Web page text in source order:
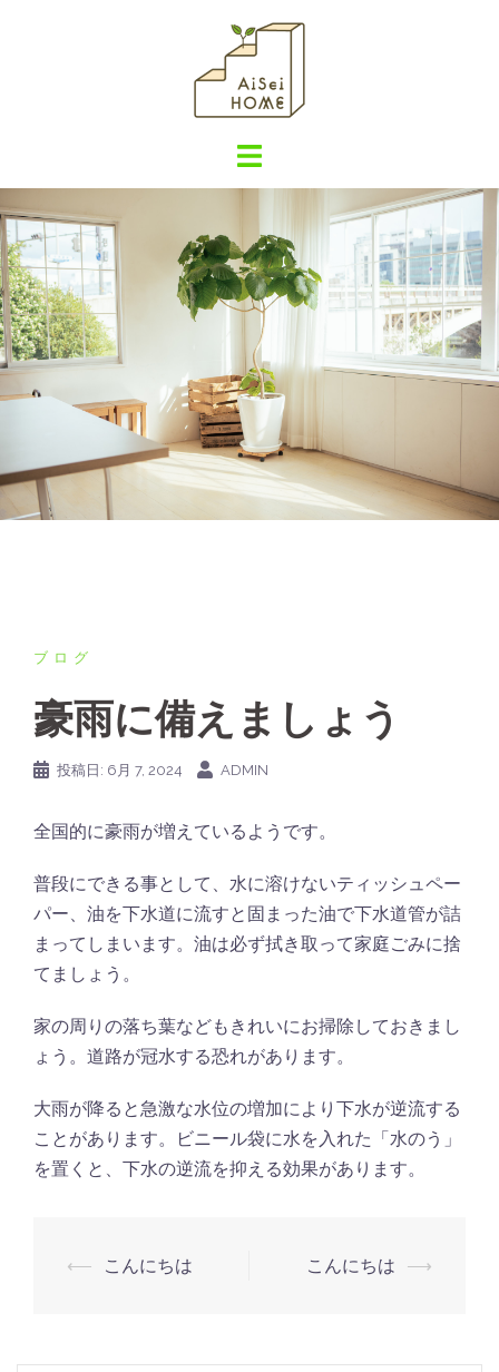
ブログ
豪雨に備えましょう
投稿日: 6月 7, 2024 ADMIN
全国的に豪雨が増えているようです。
普段にできる事として、水に溶けないティッシュペー
パー、油を下水道に流すと固まった油で下水道管が詰
まってしまいます。油は必ず拭き取って家庭ごみに捨
てましょう。
家の周りの落ち葉などもきれいにお掃除しておきまし
ょう。道路が冠水する恐れがあります。
大雨が降ると急激な水位の増加により下水が逆流する
ことがあります。ビニール袋に水を入れた「水のう」
を置くと、下水の逆流を抑える効果があります。
⟵ こんにちは こんにちは ⟶